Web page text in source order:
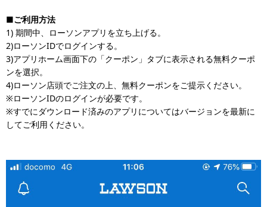
■ご利用方法
1) 期間中、ローソンアプリを立ち上げる。
2)ローソンIDでログインする。
3)アプリホーム画面下の「クーポン」タブに表示される無料クーポ
ンを選択。
4)ローソン店頭でご注文の上、無料クーポンをご提示ください。
※ローソンIDのログインが必要です。
※すでにダウンロード済みのアプリについてはバージョンを最新に
してご利用ください。